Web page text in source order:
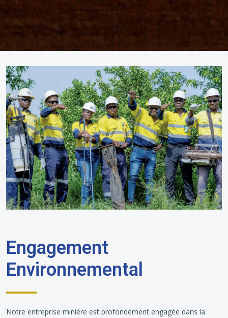
Engagement
Environnemental
Notre entreprise minière est profondément engagée dans la